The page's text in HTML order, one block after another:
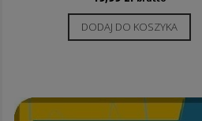
DODAJ DO KOSZYKA